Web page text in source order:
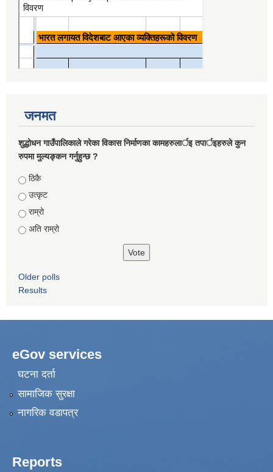
जनमत
शुद्धोधन गाउँपालिकाले गरेका विकास निर्माणका कामहरुलार्इ तपार्इहरुले कुन
रुपमा मुल्यङ्कन गर्नुहुन्छ ?
Choices
ठिकै
उत्कृट
राम्रो
अति राम्रो
Older polls
Results
eGov services
घटना दर्ता
सामाजिक सुरक्षा
नागरिक वडापत्र
Reports